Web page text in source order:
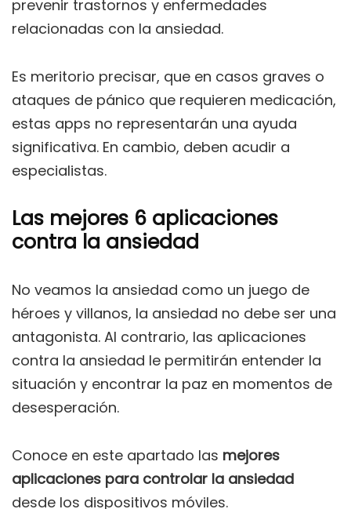
prevenir trastornos y enfermedades
relacionadas con la ansiedad.
Es meritorio precisar, que en casos graves o
ataques de pánico que requieren medicación,
estas apps no representarán una ayuda
significativa. En cambio, deben acudir a
especialistas.
Las mejores 6 aplicaciones
contra la ansiedad
No veamos la ansiedad como un juego de
héroes y villanos, la ansiedad no debe ser una
antagonista. Al contrario, las aplicaciones
contra la ansiedad le permitirán entender la
situación y encontrar la paz en momentos de
desesperación.
Conoce en este apartado las mejores
aplicaciones para controlar la ansiedad
desde los dispositivos móviles.